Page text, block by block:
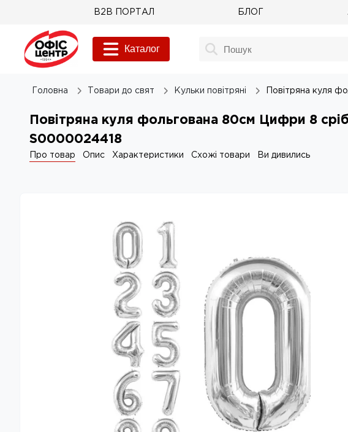
B2B ПОРТАЛ БЛОГ
Каталог
Головна Товари до свят Кульки повітряні Повітряна куля
Повітряна куля фольгована 80см Цифри 8
S0000024418
Про товар Опис Характеристики Схожі товари Ви дивились